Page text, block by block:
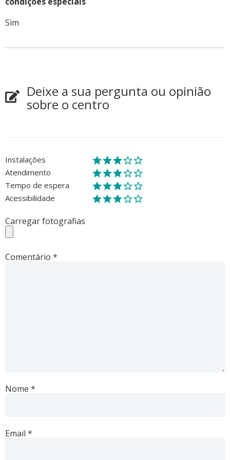
Sim
Deixe a sua pergunta ou opinião
sobre o centro
Instalações
Atendimento
Tempo de espera
Acessibilidade
Carregar fotografias
Comentário *
Nome *
Email *